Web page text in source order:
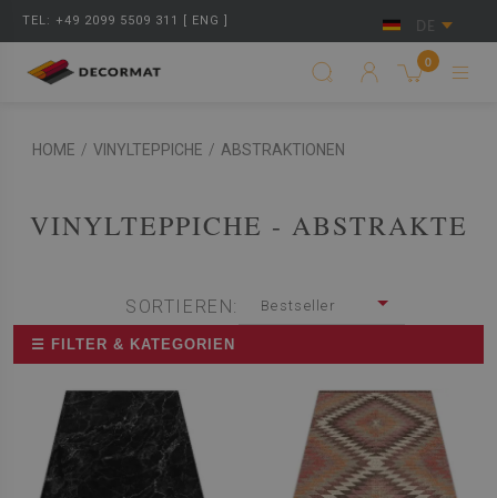
TEL: +49 2099 5509 311 [ ENG ] DE
0
HOME / VINYLTEPPICHE / ABSTRAKTIONEN
VINYLTEPPICHE - ABSTRAKTE
SORTIEREN: Bestseller
☰ FILTER & KATEGORIEN